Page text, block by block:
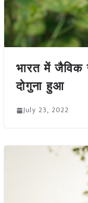
भारत में जैविक
दोगुना हुआ
July 23, 2022